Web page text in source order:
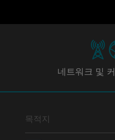
네트워크 및
목적지